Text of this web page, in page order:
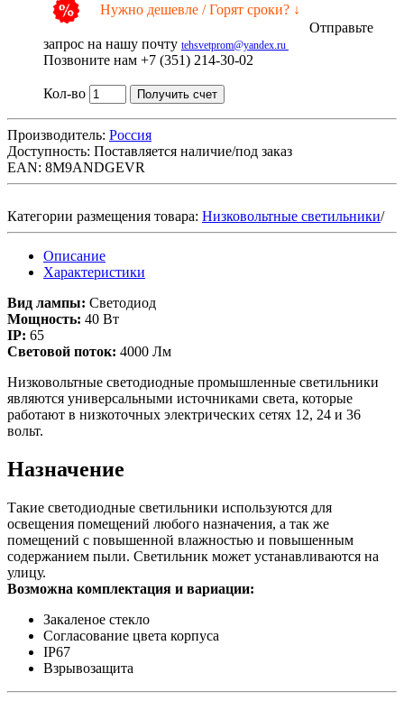
Нужно дешевле / Горят сроки? ↓
Отправьте
запрос на нашу почту tehsvetprom@yandex.ru
Позвоните нам +7 (351) 214-30-02
Кол-во Получить счет
Производитель: Россия
Доступность: Поставляется наличие/под заказ
EAN: 8M9ANDGEVR
Категории размещения товара: Низковольтные светильники/
Описание
Характеристики
Вид лампы: Светодиод
Мощность: 40 Вт
IP: 65
Световой поток: 4000 Лм
Низковольтные светодиодные промышленные светильники
являются универсальными источниками света, которые
работают в низкоточных электрических сетях 12, 24 и 36
вольт.
Назначение
Такие светодиодные светильники используются для
освещения помещений любого назначения, а так же
помещений с повышенной влажностью и повышенным
содержанием пыли. Светильник может устанавливаются на
улицу.
Возможна комплектация и вариации:
Закаленое стекло
Согласование цвета корпуса
IP67
Взрывозащита